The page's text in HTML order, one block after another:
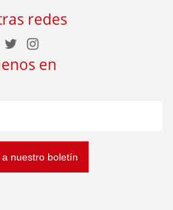
redes
en
nuestro boletín